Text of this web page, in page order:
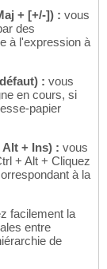
+ [+/-]) : vous
des
à l'expression à
: vous
en cours, si
papier
+ Ins) : vous
+ Alt + Cliquez
à la
facilement la
entre
de